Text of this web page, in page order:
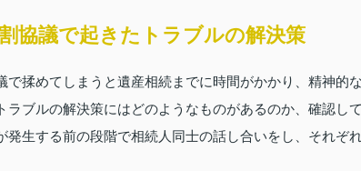
協議で起きたトラブルの解決策
で揉めてしまうと遺産相続までに時間がかかり、精神的
ラブルの解決策にはどのようなものがあるのか、確認し
発生する前の段階で相続人同士の話し合いをし、それぞ